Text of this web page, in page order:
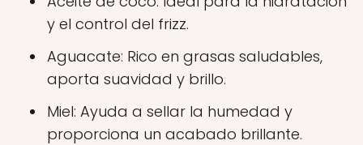
y el control del frizz.
Aguacate: Rico en grasas saludables,
aporta suavidad y brillo.
Miel: Ayuda a sellar la humedad y
proporciona un acabado brillante.